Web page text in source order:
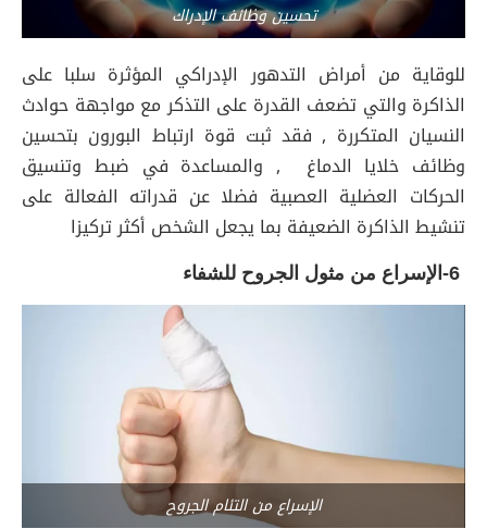
تحسين وظائف الإدراك
للوقاية من أمراض التدهور الإدراكي المؤثرة سلبا على
الذاكرة والتي تضعف القدرة على التذكر مع مواجهة حوادث
النسيان المتكررة , فقد ثبت قوة ارتباط البورون بتحسين
وظائف خلايا الدماغ , والمساعدة في ضبط وتنسيق
الحركات العضلية العصبية فضلا عن قدراته الفعالة على
تنشيط الذاكرة الضعيفة بما يجعل الشخص أكثر تركيزا
الإسراع من التئام الجروح